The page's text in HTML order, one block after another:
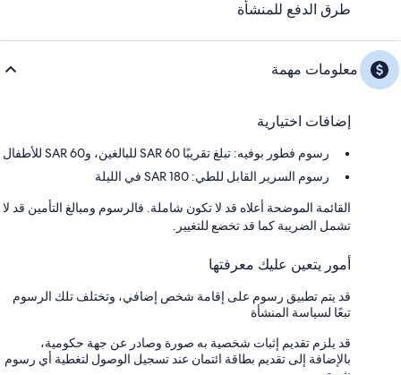
طرق الدفع للمنشأة
معلومات مهمة
إضافات اختيارية
رسوم فطور بوفيه: تبلغ تقريبًا SAR 60 للبالغين، وSAR 60 للأطفال
رسوم السرير القابل للطي: 180 SAR في الليلة
القائمة الموضحة أعلاه قد لا تكون شاملة. فالرسوم ومبالغ التأمين قد لا
تشمل الضريبة كما قد تخضع للتغيير.
أمور يتعين عليك معرفتها
قد يتم تطبيق رسوم على إقامة شخص إضافي، وتختلف تلك الرسوم
تبعًا لسياسة المنشأة
قد يلزم تقديم إثبات شخصية به صورة وصادر عن جهة حكومية،
بالإضافة إلى تقديم بطاقة ائتمان عند تسجيل الوصول لتغطية أي رسوم